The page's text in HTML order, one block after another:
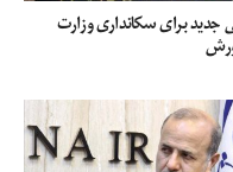
جدید برای سکانداری وزارت